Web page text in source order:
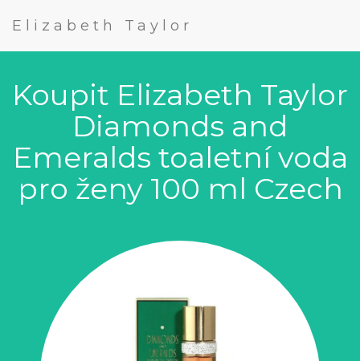
Elizabeth Taylor
Koupit Elizabeth Taylor
Diamonds and
Emeralds toaletní voda
pro ženy 100 ml Czech